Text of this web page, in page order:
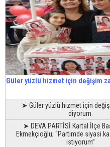
Güler yüzlü hizmet için değişim
➤ Güler yüzlü hizmet için
diyorum.
➤ DEVA PARTİSİ Kartal İlçe
Ekmekçioğlu; “Partimde siyasi
istiyorum”